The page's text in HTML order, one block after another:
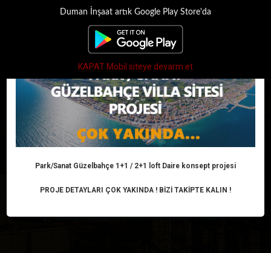
Duman İnşaat artık Google Play Store'da
KAPAT Mobil siteye devarm et
GELİŞEN İZMİRİN
PARLAYAN YILDIZI
‘TORBALI’
GELİŞEN İZMİRİN PARLAYAN YILDIZI ‘TORBALI’
Park/Sanat Güzelbahçe 1+1 / 2+1 loft Daire konsept projesi
PROJE DETAYLARI ÇOK YAKINDA ! BİZİ TAKİPTE KALIN !